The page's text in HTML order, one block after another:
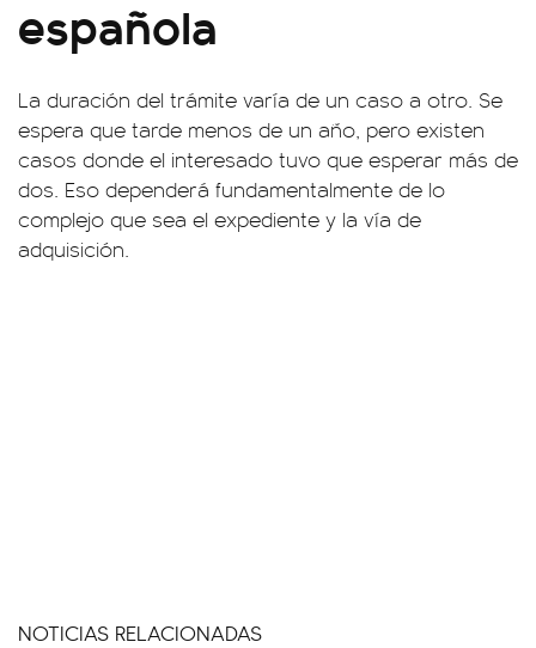
española
La duración del trámite varía de un caso a otro. Se
espera que tarde menos de un año, pero existen
casos donde el interesado tuvo que esperar más de
dos. Eso dependerá fundamentalmente de lo
complejo que sea el expediente y la vía de
adquisición.
NOTICIAS RELACIONADAS